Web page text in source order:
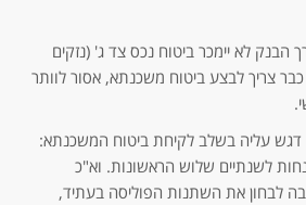
לא יימכר ביטוח נכס צד ג' (נזקים
צריך לבצע ביטוח משכנתא, אסור לוותר
עליה בשלב לקיחת ביטוח המשכנתא:
לשנתיים שלוש הראשונות. וא"כ
לבחון את השתנות הפוליסה בעתיד,